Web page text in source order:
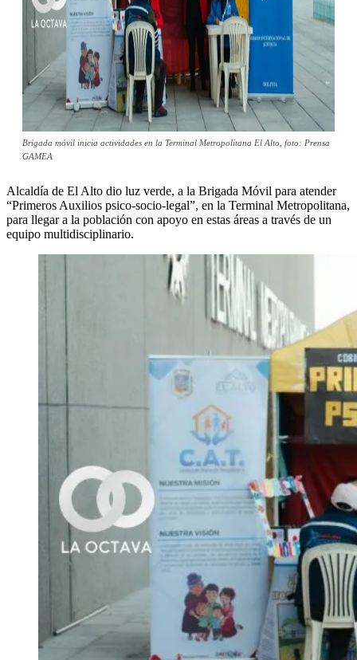
Brigada móvil inicia actividades en la Terminal Metropolitana El Alto, foto: Prensa
GAMEA
Alcaldía de El Alto dio luz verde, a la Brigada Móvil para atender
“Primeros Auxilios psico-socio-legal”, en la Terminal Metropolitana,
para llegar a la población con apoyo en estas áreas a través de un
equipo multidisciplinario.